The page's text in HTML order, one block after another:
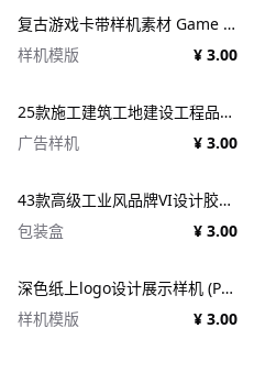
复古游戏卡带样机素材 Game Cartridge Mockup Bundle Retro
样机模版
¥ 3.00
25款施工建筑工地建设工程品牌VI应用设计ps样机素材展示效果图 25x Construction Mockup Bundle Vol.02
广告样机
¥ 3.00
43款高级工业风品牌VI设计胶带包装纸盒名片信纸信封展示效果图PSD样机 Duct tape &#038; Box mockups
包装盒
¥ 3.00
深色纸上logo设计展示样机 (PSD)
样机模版
¥ 3.00